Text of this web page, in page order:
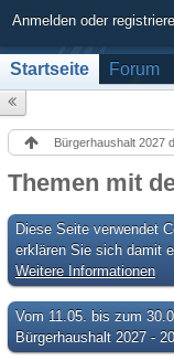
Anmelden oder
Startseite Forum
Bürgerhaushalt 2027
Themen mit
Diese Seite verwendet
erklären Sie sich damit
Weitere Informationen
Vom 11.05. bis zum
Bürgerhaushalt 2027 -